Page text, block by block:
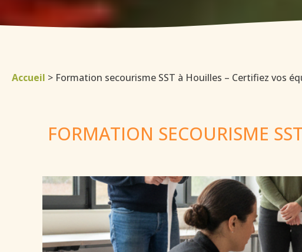
Accueil > Formation secourisme SST à Houilles – Certifiez vos
FORMATION SECOURISME